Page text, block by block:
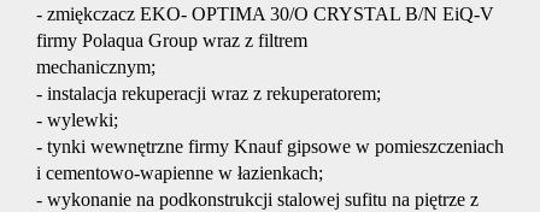
- zmiękczacz EKO- OPTIMA 30/O CRYSTAL B/N EiQ-V
firmy Polaqua Group wraz z filtrem
mechanicznym;
- instalacja rekuperacji wraz z rekuperatorem;
- wylewki;
- tynki wewnętrzne firmy Knauf gipsowe w pomieszczeniach
i cementowo-wapienne w łazienkach;
- wykonanie na podkonstrukcji stalowej sufitu na piętrze z